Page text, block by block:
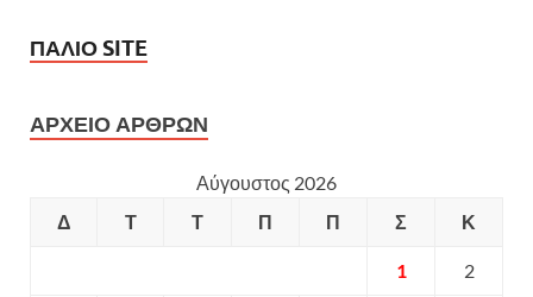
ΠΑΛΙΟ SITE
ΑΡΧΕΙΟ ΑΡΘΡΩΝ
Αύγουστος 2026
Δ
Τ Τ Π Π Σ Κ
1 2